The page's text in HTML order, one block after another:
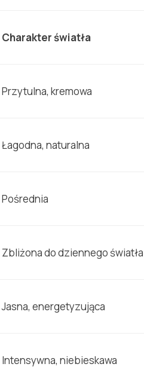
Charakter światła
Przytulna, kremowa
Łagodna, naturalna
Pośrednia
Zbliżona do dziennego światła
Jasna, energetyzująca
Intensywna, niebieskawa